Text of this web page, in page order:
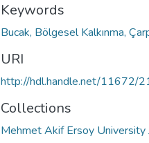
Keywords
Bucak, Bölgesel Kalkınma,
URI
http://hdl.handle.net/11672/
Collections
Mehmet Akif Ersoy University